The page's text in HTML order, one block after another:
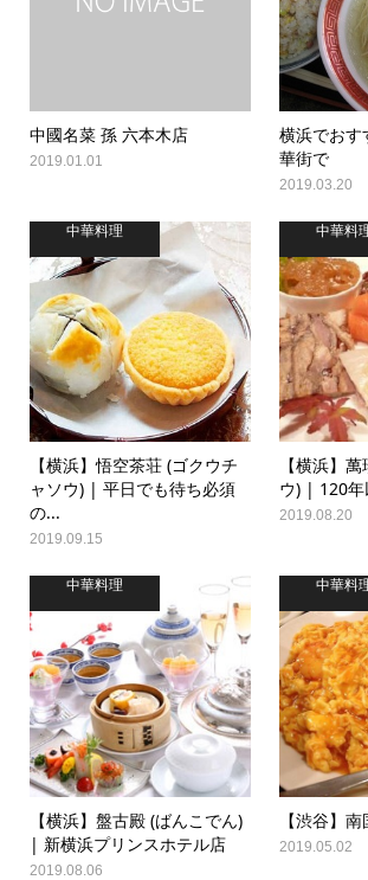
中國名菜 孫 六本木店
2019.01.01
横浜でおす
華街で
2019.03.20
中華料理
【横浜】悟空茶荘 (ゴクウチ
ャソウ) | 平日でも待ち必須
の...
2019.09.15
中華料
【横浜】
ウ) | 120年
2019.08.20
中華料理
【横浜】盤古殿 (ばんこでん)
| 新横浜プリンスホテル店
2019.08.06
中華料
【渋谷】
2019.05.02